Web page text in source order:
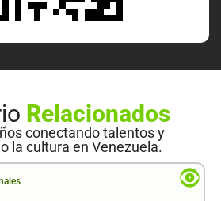
Relacionados
conectando talentos y
la cultura en Venezuela.